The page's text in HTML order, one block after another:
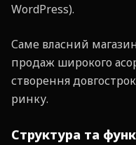
WordPress).
Саме власний
продаж широкого
створення
ринку.
Структура та